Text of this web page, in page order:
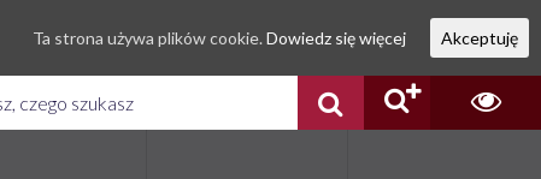
Ta strona używa plików cookie. Dowiedz się więcej Akceptuję